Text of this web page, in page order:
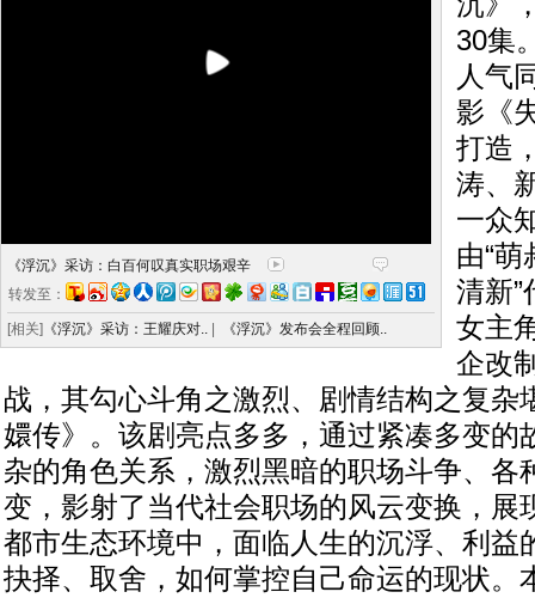
《浮沉》采访：白百何叹真实职场艰辛
转发至：
[相关] 《浮沉》采访：王耀庆对.. 《浮沉》发布会全程回顾..
30集
人气
影《
打造
涛、
一众
由“萌
清新”
女主
企改
战，其勾心斗角之激烈、剧情结构之复杂
嬛传》。该剧亮点多多，通过紧凑多变的
杂的角色关系，激烈黑暗的职场斗争、各
变，影射了当代社会职场的风云变换，展
都市生态环境中，面临人生的沉浮、利益
抉择、取舍，如何掌控自己命运的现状。